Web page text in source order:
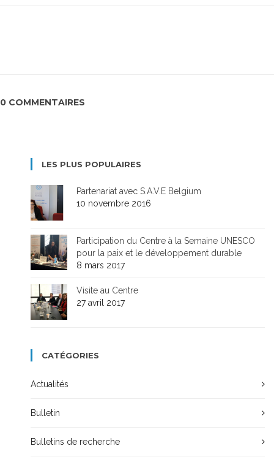
0 COMMENTAIRES
LES PLUS POPULAIRES
Partenariat avec S.A.V.E Belgium
10 novembre 2016
Participation du Centre à la Semaine UNESCO
pour la paix et le développement durable
8 mars 2017
Visite au Centre
27 avril 2017
CATÉGORIES
Actualités
Bulletin
Bulletins de recherche